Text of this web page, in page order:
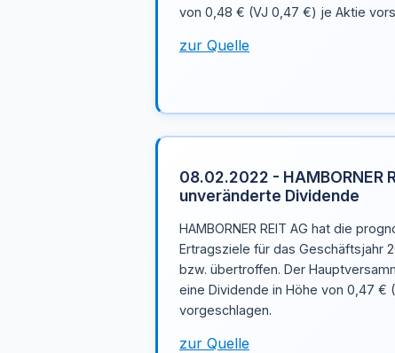
von 0,48 € (VJ 0,47 €) je Aktie
zur Quelle
08.02.2022 - HAMBORNER
unveränderte Dividende
HAMBORNER REIT AG hat die
Ertragsziele für das Geschäftsjahr
bzw. übertroffen. Der
eine Dividende in Höhe von 0,47 €
vorgeschlagen.
zur Quelle